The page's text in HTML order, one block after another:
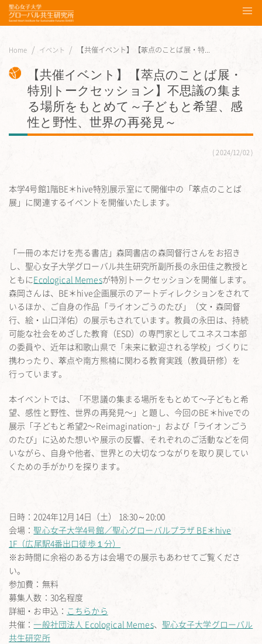
Home イベント 【共催イベント】【萃点のことば展・特...
【共催イベント】【萃点のことば展・
特別トークセッション】不思議の集ま
る場所をもとめて～子どもと希望、感
性と野性、世界の再発見～
2024/12/02
本学4号館1階BE＊hive特別展示室にて開催中の「萃点のことば
展」に関連するイベントを開催いたします。
「一冊の本だけを売る書店」森岡書店の森岡督行さんをお招き
し、聖心女子大学グローバル共生研究所副所長の永田佳之教授と
ともにEcological Memesが特別トークセッションを開催します。
森岡さんは、BE＊hive企画展示のアートディレクションをされて
いるほか、ご自身の作品「ライオンごうのたび」（文・森岡督
行、絵・山口洋佑）の展示もされています。教員の永田は、持続
可能な社会をめざした教育（ESD）の専門家としてユネスコ本部
の委員や、近年は和歌山県で「未来に歓迎される学校」づくりに
携わったり、萃点や南方熊楠に関わる教育実践（教員研修）を
行っています。
本イベントでは、「不思議の集まる場所をもとめて〜子どもと希
望、感性と野性、世界の再発見〜」と題し、今回のBE＊hiveでの
展示「子どもと希望2〜Reimagination~」および「ライオンごう
のたび」に込めた想いや展示の反響、それぞれのご活動などを伺
いながら、自身や他者、世界との大切なつながりを取り戻してい
くための手がかりを探ります。
日時：2024年12月14日（土） 18:30～20:00
会場：聖心女子大学4号館／聖心グローバルプラザ BE＊hive
1F（広尾駅4番出口徒歩１分）
※お時間に余裕のある方は会場での展示もあわせてご覧くださ
い。
参加費：無料
募集人数：30名程度
詳細・お申込： こちらから
共催：一般社団法人 Ecological Memes、 聖心女子大学グローバル
共生研究所